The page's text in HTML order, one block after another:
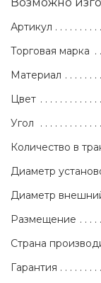
Возможно
Артикул
Торговая марка
Материал
Цвет
Угол
Количество в
Диаметр
Диаметр
Размещение
Страна
Гарантия